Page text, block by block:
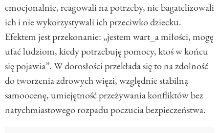
emocjonalnie, reagowali na potrzeby, nie bagatelizowali
ich i nie wykorzystywali ich przeciwko dziecku.
Efektem jest przekonanie: „jestem wart_a miłości, mogę
ufać ludziom, kiedy potrzebuję pomocy, ktoś w końcu
się pojawia”. W dorosłości przekłada się to na zdolność
do tworzenia zdrowych więzi, względnie stabilną
samoocenę, umiejętność przeżywania konfliktów bez
natychmiastowego rozpadu poczucia bezpieczeństwa.